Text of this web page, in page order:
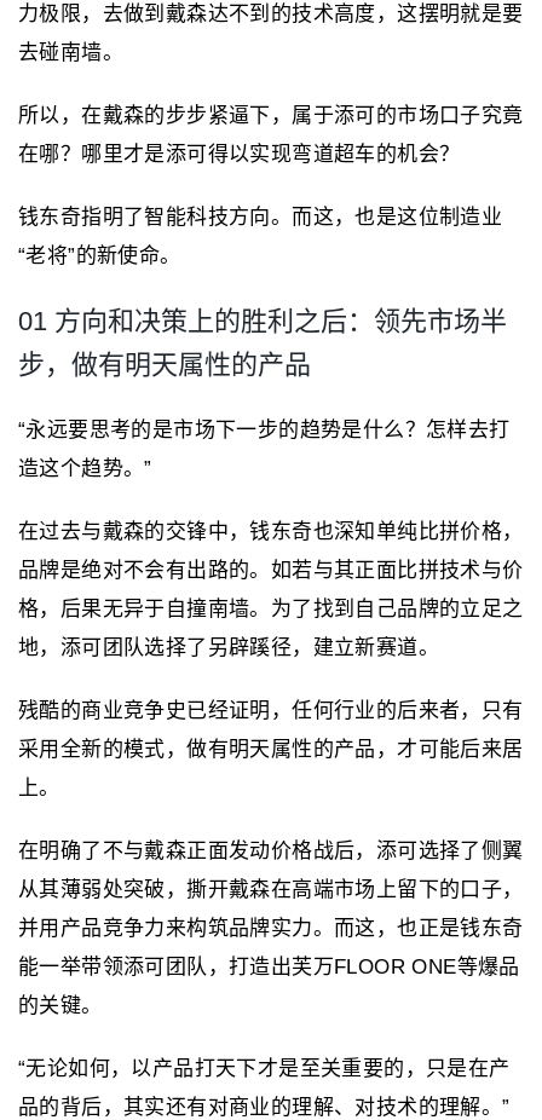
力极限，去做到戴森达不到的技术高度，这摆明就是要
去碰南墙。
所以，在戴森的步步紧逼下，属于添可的市场口子究竟
在哪？哪里才是添可得以实现弯道超车的机会？
钱东奇指明了智能科技方向。而这，也是这位制造业
“老将”的新使命。
01 方向和决策上的胜利之后：领先市场半
步，做有明天属性的产品
“永远要思考的是市场下一步的趋势是什么？怎样去打
造这个趋势。”
在过去与戴森的交锋中，钱东奇也深知单纯比拼价格，
品牌是绝对不会有出路的。如若与其正面比拼技术与价
格，后果无异于自撞南墙。为了找到自己品牌的立足之
地，添可团队选择了另辟蹊径，建立新赛道。
残酷的商业竞争史已经证明，任何行业的后来者，只有
采用全新的模式，做有明天属性的产品，才可能后来居
上。
在明确了不与戴森正面发动价格战后，添可选择了侧翼
从其薄弱处突破，撕开戴森在高端市场上留下的口子，
并用产品竞争力来构筑品牌实力。而这，也正是钱东奇
能一举带领添可团队，打造出芙万FLOOR ONE等爆品
的关键。
“无论如何，以产品打天下才是至关重要的，只是在产
品的背后，其实还有对商业的理解、对技术的理解。”